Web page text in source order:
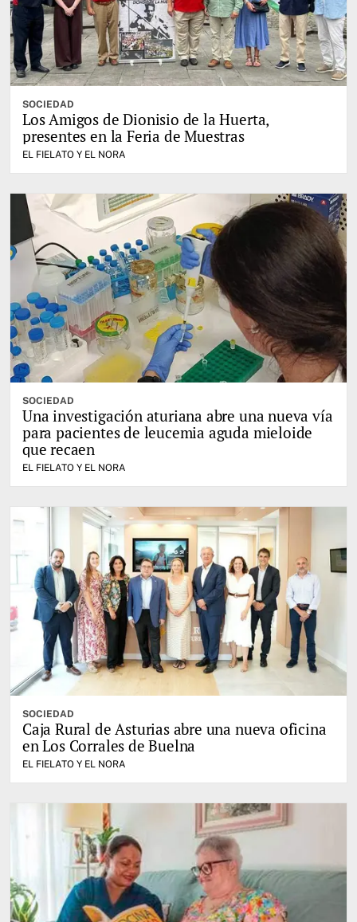
SOCIEDAD
Los Amigos de Dionisio de la Huerta,
presentes en la Feria de Muestras
EL FIELATO Y EL NORA
SOCIEDAD
Una investigación aturiana abre una nueva vía
para pacientes de leucemia aguda mieloide
que recaen
EL FIELATO Y EL NORA
SOCIEDAD
Caja Rural de Asturias abre una nueva oficina
en Los Corrales de Buelna
EL FIELATO Y EL NORA